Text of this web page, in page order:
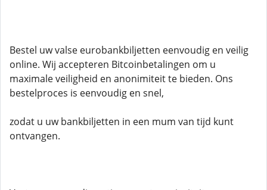
Bestel uw valse eurobankbiljetten eenvoudig en veilig
online. Wij accepteren Bitcoinbetalingen om u
maximale veiligheid en anonimiteit te bieden. Ons
bestelproces is eenvoudig en snel,
zodat u uw bankbiljetten in een mum van tijd kunt
ontvangen.